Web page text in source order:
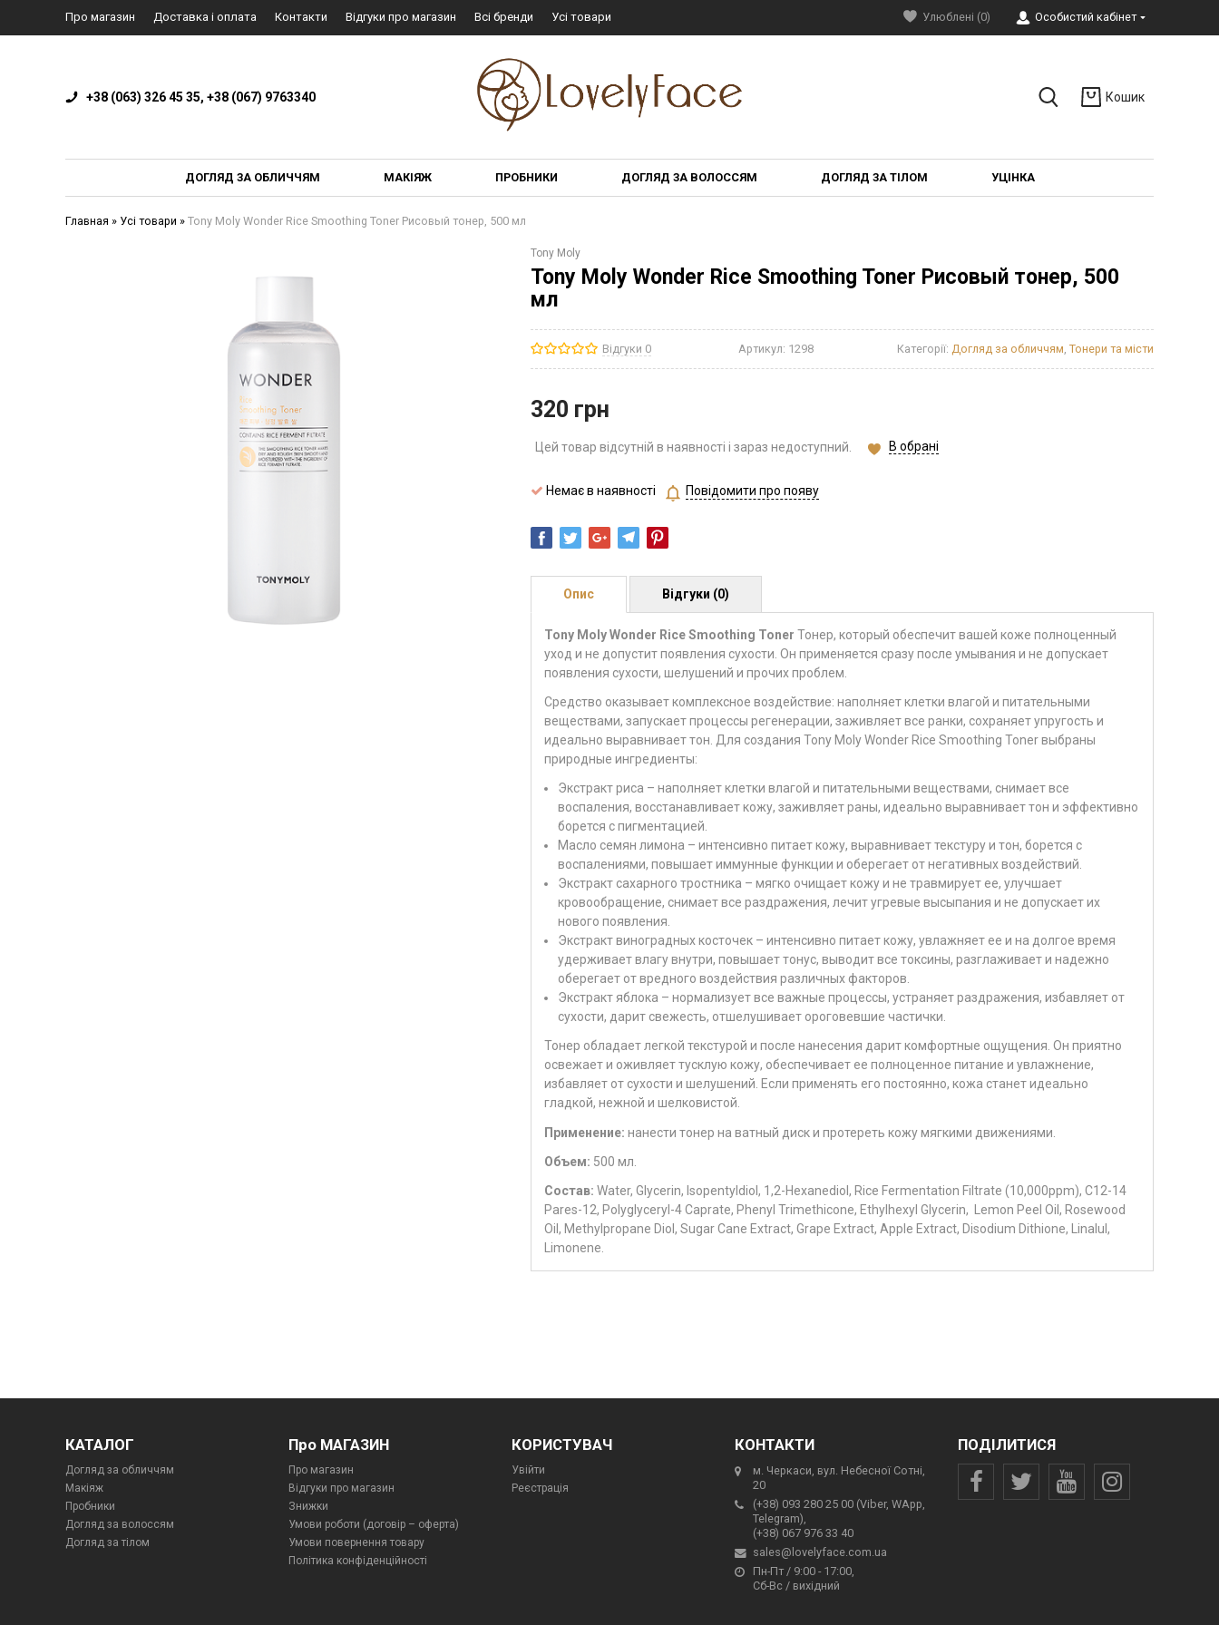
Про магазин Доставка і оплата Контакти Відгуки про магазин Всі бренди Усі товари Улюблені (0) Особистий кабінет
+38 (063) 326 45 35, +38 (067) 9763340 Кошик
ДОГЛЯД ЗА ОБЛИЧЧЯМ МАКІЯЖ ПРОБНИКИ ДОГЛЯД ЗА ВОЛОССЯМ ДОГЛЯД ЗА ТІЛОМ УЦІНКА
Главная » Усі товари » Tony Moly Wonder Rice Smoothing Toner Рисовый тонер, 500 мл
Tony Moly
Tony Moly Wonder Rice Smoothing Toner Рисовый тонер, 500
мл
Відгуки 0 Артикул: 1298 Категорії: Догляд за обличчям Тонери та місти
320 грн
Цей товар відсутній в наявності і зараз недоступний. В обрані
Немає в наявності Повідомити про появу
Опис
Tony Moly Wonder Rice Smoothing Toner Тонер, который обеспечит вашей коже полноценный
уход и не допустит появления сухости. Он применяется сразу после умывания и не допускает
появления сухости, шелушений и прочих проблем.
Средство оказывает комплексное воздействие: наполняет клетки влагой и питательными
веществами, запускает процессы регенерации, заживляет все ранки, сохраняет упругость и
идеально выравнивает тон. Для создания Tony Moly Wonder Rice Smoothing Toner выбраны
природные ингредиенты:
Экстракт риса – наполняет клетки влагой и питательными веществами, снимает все
воспаления, восстанавливает кожу, заживляет раны, идеально выравнивает тон и эффективно
борется с пигментацией.
Масло семян лимона – интенсивно питает кожу, выравнивает текстуру и тон, борется с
воспалениями, повышает иммунные функции и оберегает от негативных воздействий.
Экстракт сахарного тростника – мягко очищает кожу и не травмирует ее, улучшает
кровообращение, снимает все раздражения, лечит угревые высыпания и не допускает их
нового появления.
Экстракт виноградных косточек – интенсивно питает кожу, увлажняет ее и на долгое время
удерживает влагу внутри, повышает тонус, выводит все токсины, разглаживает и надежно
оберегает от вредного воздействия различных факторов.
Экстракт яблока – нормализует все важные процессы, устраняет раздражения, избавляет от
сухости, дарит свежесть, отшелушивает ороговевшие частички.
Тонер обладает легкой текстурой и после нанесения дарит комфортные ощущения. Он приятно
освежает и оживляет тусклую кожу, обеспечивает ее полноценное питание и увлажнение,
избавляет от сухости и шелушений. Если применять его постоянно, кожа станет идеально
гладкой, нежной и шелковистой.
Применение: нанести тонер на ватный диск и протереть кожу мягкими движениями.
Объем: 500 мл.
Состав: Water, Glycerin, Isopentyldiol, 1,2-Hexanediol, Rice Fermentation Filtrate (10,000ppm), C12-14
Pares-12, Polyglyceryl-4 Caprate, Phenyl Trimethicone, Ethylhexyl Glycerin, Lemon Peel Oil, Rosewood
Oil, Methylpropane Diol, Sugar Cane Extract, Grape Extract, Apple Extract, Disodium Dithione, Linalul,
Limonene.
Відгуки (0)
КАТАЛОГ
Догляд за обличчям
Макіяж
Пробники
Догляд за волоссям
Догляд за тілом
Про МАГАЗИН
Про магазин
Відгуки про магазин
Знижки
Умови роботи (договір – оферта)
Умови повернення товару
Політика конфіденційності
КОРИСТУВАЧ
Увійти
Реєстрація
КОНТАКТИ
м. Черкаси, вул. Небесної Сотні,
20
(+38) 093 280 25 00 (Viber, WApp,
Telegram),
(+38) 067 976 33 40
sales@lovelyface.com.ua
Пн-Пт / 9:00 - 17:00,
Сб-Вс / вихідний
ПОДІЛИТИСЯ